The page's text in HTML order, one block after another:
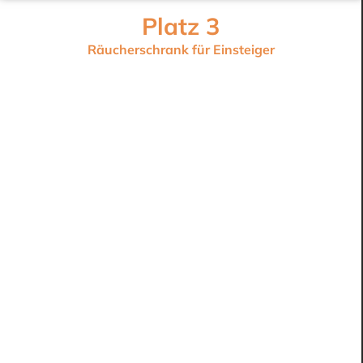
Platz 3
Räucherschrank für Einsteiger